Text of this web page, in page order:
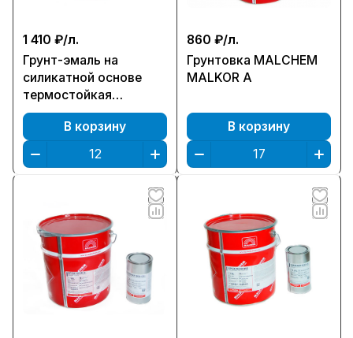
1 410 ₽/л.
Грунт-эмаль на
силикатной основе
термостойкая
MALCHEM TERMAL
В корзину
860 ₽/л.
Грунтовка MALCHEM
MALKOR A
В корзину